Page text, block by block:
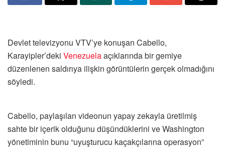
Devlet televizyonu VTV’ye konuşan Cabello,
Karayipler’deki Venezuelaaçıklarında bir gemiye
düzenlenen saldırıya ilişkin görüntülerin gerçek olmadığını
söyledi.
Cabello, paylaşılan videonun yapay zekayla üretilmiş
sahte bir içerik olduğunu düşündüklerini ve Washington
yönetiminin bunu “uyuşturucu kaçakçılarına operasyon”